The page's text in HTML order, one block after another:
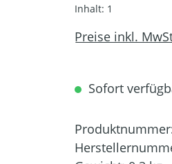
Inhalt: 1
Preise inkl.
Sofort